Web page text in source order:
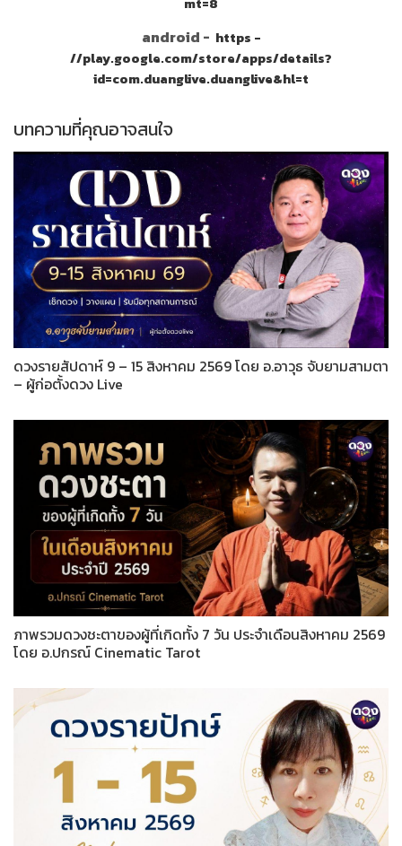
android - https -
//play.google.com/store/apps/details?
id=com.duanglive.duanglive&hl=t
บทความที่คุณอาจสนใจ
ดวงรายสัปดาห์ 9 – 15 สิงหาคม 2569 โดย อ.อาวุธ จับยามสามตา
– ผู้ก่อตั้งดวง Live
ภาพรวมดวงชะตาของผู้ที่เกิดทั้ง 7 วัน ประจำเดือนสิงหาคม 2569
โดย อ.ปกรณ์ Cinematic Tarot